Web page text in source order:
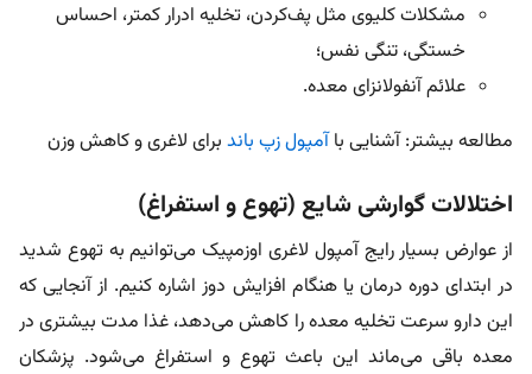
مشکلات کلیوی مثل پف‌کردن، تخلیه ادرار کمتر، احساس
خستگی، تنگی نفس؛
علائم آنفولانزای معده.
مطالعه بیشتر: آشنایی باآمپول زپ باند برای لاغری و کاهش وزن
اختلالات گوارشی شایع (تهوع و استفراغ)
از عوارض بسیار رایج آمپول لاغری اوزمپیک می‌توانیم به تهوع شدید
در ابتدای دوره درمان یا هنگام افزایش دوز اشاره کنیم. از آنجایی که
این دارو سرعت تخلیه معده را کاهش می‌دهد، غذا مدت بیشتری در
معده باقی می‌ماند این باعث تهوع و استفراغ می‌شود. پزشکان